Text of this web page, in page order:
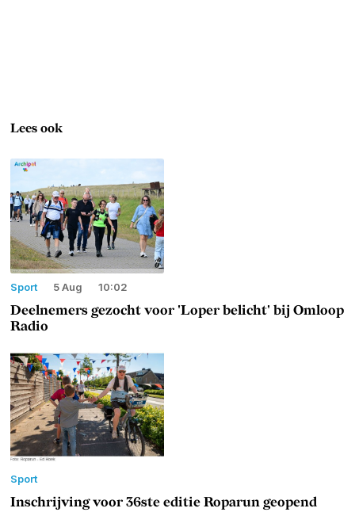
Lees ook
Sport 5 Aug 10:02
Deelnemers gezocht voor 'Loper belicht' bij Omloop
Radio
Sport
Inschrijving voor 36ste editie Roparun geopend